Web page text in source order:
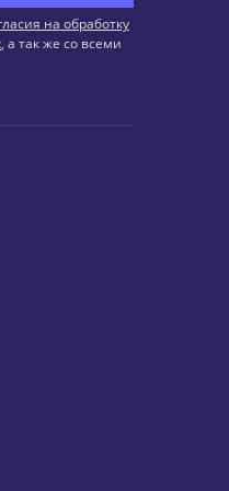
на обработку
, а так же со всеми